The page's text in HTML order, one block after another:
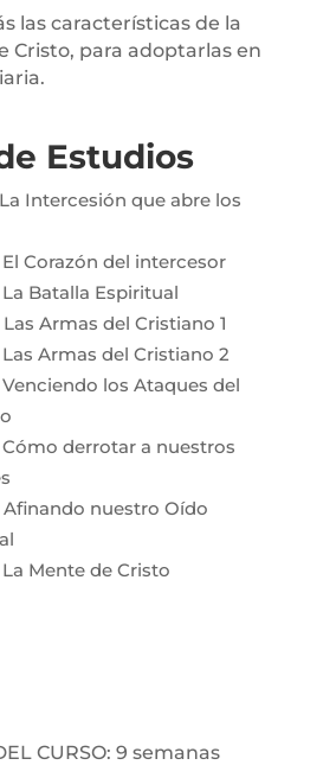
las características de la
Cristo, para adoptarlas en
Estudios
La Intercesión que abre los
El Corazón del intercesor
La Batalla Espiritual
Las Armas del Cristiano 1
Las Armas del Cristiano 2
Venciendo los Ataques del
Cómo derrotar a nuestros
Afinando nuestro Oído
La Mente de Cristo
CURSO: 9 semanas